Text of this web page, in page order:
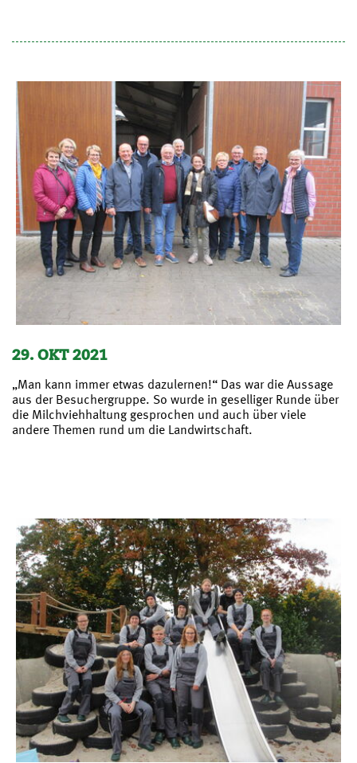
29. OKT 2021
„Man kann immer etwas dazulernen!“ Das war die Aussage
aus der Besuchergruppe. So wurde in geselliger Runde über
die Milchviehhaltung gesprochen und auch über viele
andere Themen rund um die Landwirtschaft.